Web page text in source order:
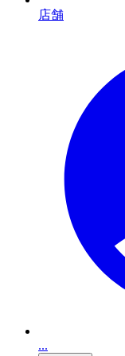
店舗
...